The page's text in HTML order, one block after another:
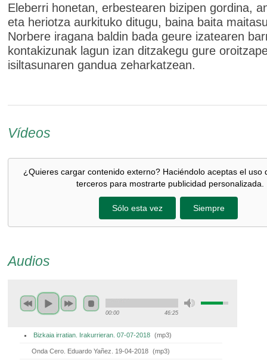
Eleberri honetan, erbestearen bizipen gordina,
eta heriotza aurkituko ditugu, baina baita
Norbere iragana baldin bada geure izatearen
kontakizunak lagun izan ditzakegu gure
isiltasunaren gandua zeharkatzean.
Vídeos
¿Quieres cargar contenido externo? Haciéndolo aceptas el uso
terceros para mostrarte publicidad personalizada.
Sólo esta vez Siempre
Audios
00:00 46:25
Bizkaia irratian. Irakurrieran. 07-07-2018 (mp3)
Onda Cero. Eduardo Yañez. 19-04-2018 (mp3)